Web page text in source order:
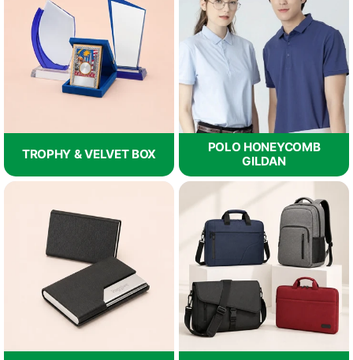
TROPHY & VELVET BOX
POLO HONEYCOMB
GILDAN